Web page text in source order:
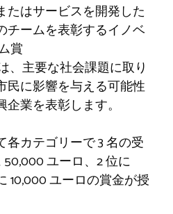
たはサービスを開発した
チームを表彰するイノベ
賞
、主要な社会課題に取り
民に影響を与える可能性
業を表彰します。
カテゴリーで 3 名の受
ユーロ、2 位に
10,000 ユーロの賞金が授